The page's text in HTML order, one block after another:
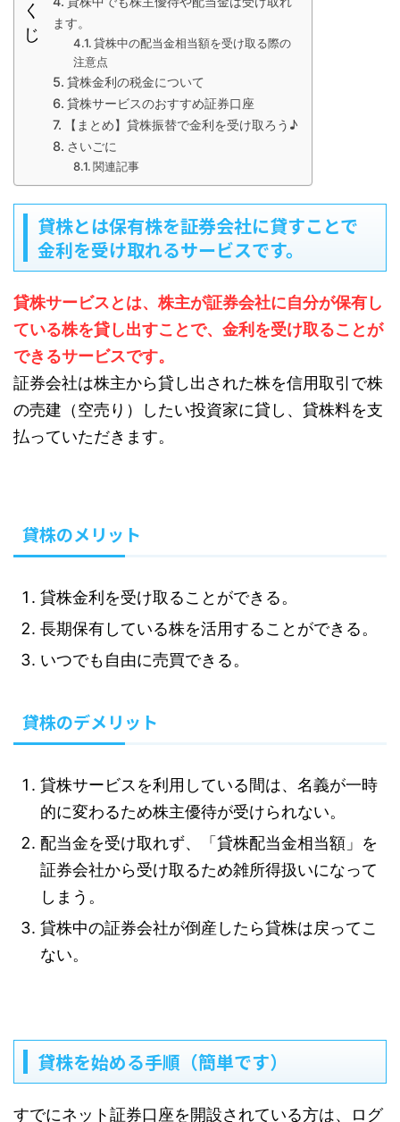
く
じ
ます。
貸株中の配当金相当額を受け取る際の
注意点
貸株金利の税金について
貸株サービスのおすすめ証券口座
【まとめ】貸株振替で金利を受け取ろう♪
さいごに
関連記事
貸株とは保有株を証券会社に貸すことで
金利を受け取れるサービスです。
貸株サービスとは、株主が証券会社に自分が保有し
ている株を貸し出すことで、金利を受け取ることが
できるサービスです。
証券会社は株主から貸し出された株を信用取引で株
の売建（空売り）したい投資家に貸し、貸株料を支
払っていただきます。
貸株のメリット
貸株金利を受け取ることができる。
長期保有している株を活用することができる。
いつでも自由に売買できる。
貸株のデメリット
貸株サービスを利用している間は、名義が一時
的に変わるため株主優待が受けられない。
配当金を受け取れず、「貸株配当金相当額」を
証券会社から受け取るため雑所得扱いになって
しまう。
貸株中の証券会社が倒産したら貸株は戻ってこ
ない。
貸株を始める手順（簡単です）
すでにネット証券口座を開設されている方は、ログ